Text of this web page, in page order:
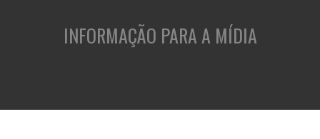
INFORMAÇÃO PARA A MÍDIA